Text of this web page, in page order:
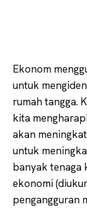
Ekonom
untuk
rumah tangga.
kita
akan
untuk
banyak tenaga
ekonomi
pengangguran